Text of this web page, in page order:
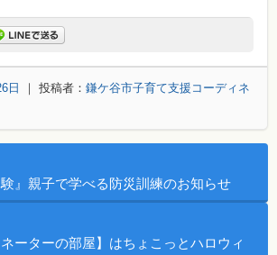
日 ｜ 投稿者： 鎌ケ谷市子育て支援コーディネ
ション
験』親子で学べる防災訓練のお知らせ
ーターの部屋】はちょこっとハロウィ